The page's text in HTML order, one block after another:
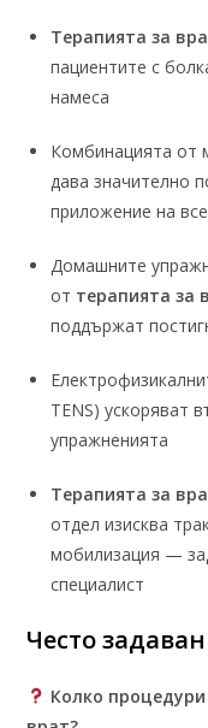
Терапията за
пациентите с
намеса
Комбинацията от
дава значително
приложение на
Домашните
от терапията за
поддържат
TENS) ускоряват
упражненията
Терапията за
отдел изисква
мобилизация —
специалист
Честo
Колко